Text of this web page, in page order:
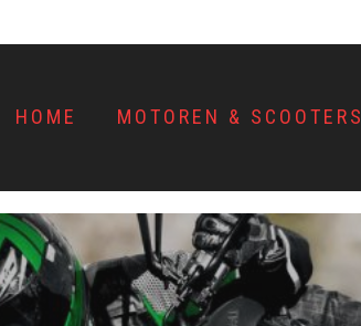
HOME MOTOREN & SCOOTERS